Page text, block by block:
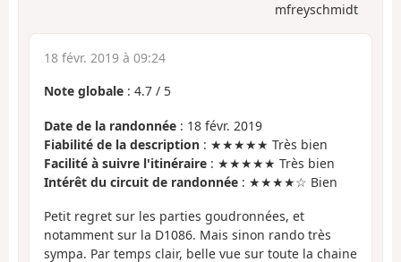
mfreyschmidt
18 févr. 2019 à 09:24
Note globale : 4.7 / 5
Date de la randonnée : 18 févr. 2019
Fiabilité de la description : ★★★★★ Très bien
Facilité à suivre l'itinéraire : ★★★★★ Très bien
Intérêt du circuit de randonnée : ★★★★☆ Bien
Petit regret sur les parties goudronnées, et
notamment sur la D1086. Mais sinon rando très
sympa. Par temps clair, belle vue sur toute la chaine